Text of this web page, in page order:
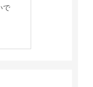
で